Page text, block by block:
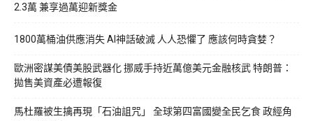
2.3萬 兼享過萬迎新獎金
1800萬桶油供應消失 AI神話破滅 人人恐懼了 應該何時貪婪？
歐洲密謀美債美股武器化 挪威手持近萬億美元金融核武 特朗普：
拋售美資產必遭報復
馬杜羅被生擒再現「石油詛咒」 全球第四富國變全民乞食 政經角